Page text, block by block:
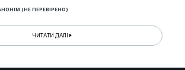
(НЕ ПЕРЕВІРЕНО)
ЧИТАТИ ДАЛІ